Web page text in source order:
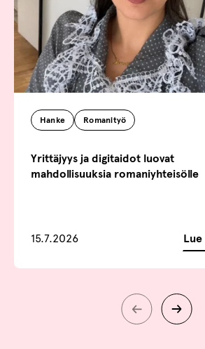
Hanke Romanityö
Yrittäjyys ja digitaidot luovat
mahdollisuuksia romaniyhteisölle
15.7.2026 Lue